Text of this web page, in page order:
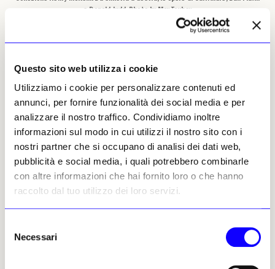
Questo sito web utilizza i cookie
Utilizziamo i cookie per personalizzare contenuti ed
annunci, per fornire funzionalità dei social media e per
analizzare il nostro traffico. Condividiamo inoltre
informazioni sul modo in cui utilizzi il nostro sito con i
nostri partner che si occupano di analisi dei dati web,
pubblicità e social media, i quali potrebbero combinarle
con altre informazioni che hai fornito loro o che hanno
raccolto dal tuo utilizzo dei loro servizi.
delNecessari
e Donald Judd. Photo by Max Touhey
I vertici della sessione hanno incluso anche
altri protagonisti storici della scena
newyorkese. Un lavoro su carta di Jean-
Michel Basquiatintitolato «Asbestos»,
risalente all’inizio degli anni Ottanta e
caratterizzato dalla figura di un pescatore, ha
trovato un acquirente per 6,54 milioni di
dollari, superando la stima massima di 5
milioni di dollari. Poco dopo, un dipinto dai
antropomorfe intrecciate, ha trovato il favore
dei collezionisti venendo aggiudicato a 4